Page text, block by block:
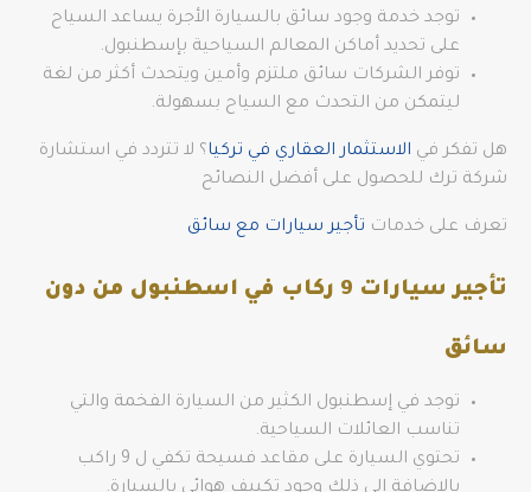
توجد خدمة وجود سائق بالسيارة الأجرة يساعد السياح
على تحديد أماكن المعالم السياحية بإسطنبول.
توفر الشركات سائق ملتزم وأمين ويتحدث أكثر من لغة
ليتمكن من التحدث مع السياح بسهولة.
هل تفكر في الاستثمار العقاري في تركيا ؟ لا تتردد في استشارة
شركة ترك للحصول على أفضل النصائح
تعرف على خدمات تأجير سيارات مع سائق
تأجير سيارات 9 ركاب في اسطنبول من دون
سائق
توجد في إسطنبول الكثير من السيارة الفخمة والتي
تناسب العائلات السياحية.
تحتوي السيارة على مقاعد فسيحة تكفي ل 9 راكب